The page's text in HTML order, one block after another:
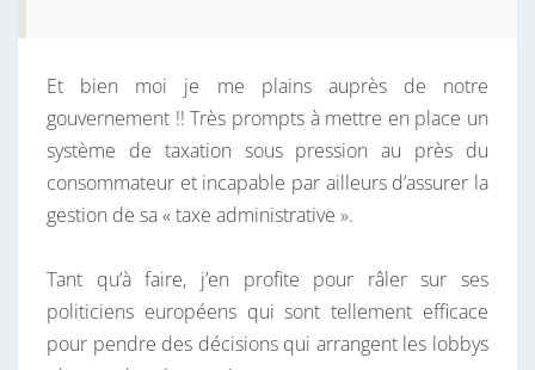
Et bien moi je me plains auprès de notre
gouvernement !! Très prompts à mettre en place un
système de taxation sous pression au près du
consommateur et incapable par ailleurs d’assurer la
gestion de sa « taxe administrative ».
Tant qu’à faire, j’en profite pour râler sur ses
politiciens européens qui sont tellement efficace
pour pendre des décisions qui arrangent les lobbys